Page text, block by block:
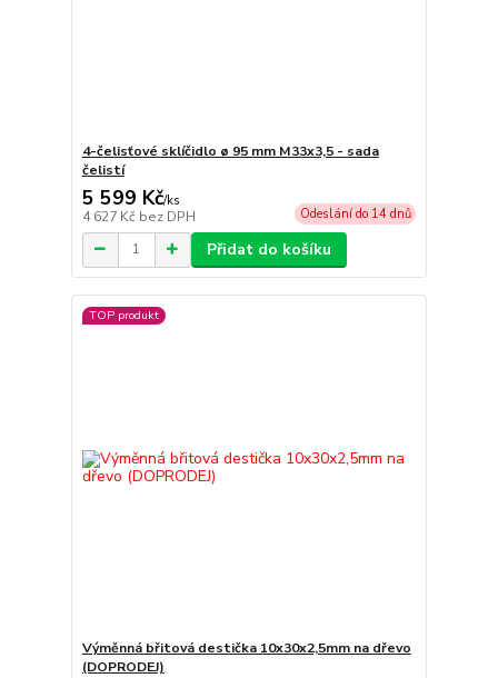
4-čelisťové sklíčidlo ø 95 mm M33x3,5 - sada
čelistí
5 599 Kč/ks
4 627 Kč bez DPH Odeslání do 14 dnů
Přidat do košíku
TOP produkt
Výměnná břitová destička 10x30x2,5mm na dřevo
(DOPRODEJ)